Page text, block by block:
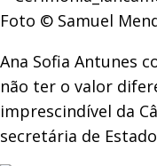
Foto © Samuel
Ana Sofia Antunes
não ter o valor
imprescindível da
secretária de